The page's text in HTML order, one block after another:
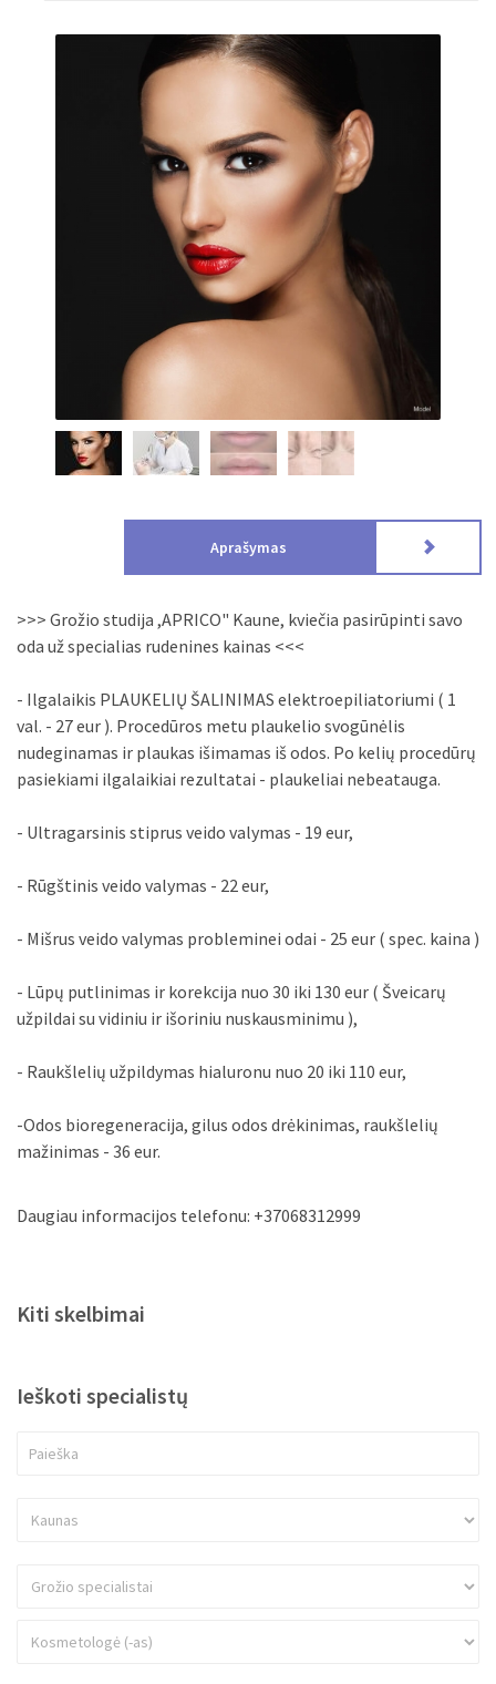
Aprašymas
>>> Grožio studija ,APRICO" Kaune, kviečia pasirūpinti savo
oda už specialias rudenines kainas <<<
- Ilgalaikis PLAUKELIŲ ŠALINIMAS elektroepiliatoriumi ( 1
val. - 27 eur ). Procedūros metu plaukelio svogūnėlis
nudeginamas ir plaukas išimamas iš odos. Po kelių procedūrų
pasiekiami ilgalaikiai rezultatai - plaukeliai nebeatauga.
- Ultragarsinis stiprus veido valymas - 19 eur,
užpildai su vidiniu ir išoriniu nuskausminimu ),
- Raukšlelių užpildymas hialuronu nuo 20 iki 110 eur,
mažinimas - 36 eur.
Daugiau informacijos telefonu: +37068312999
Ieškoti specialistų
Antakių korekcija